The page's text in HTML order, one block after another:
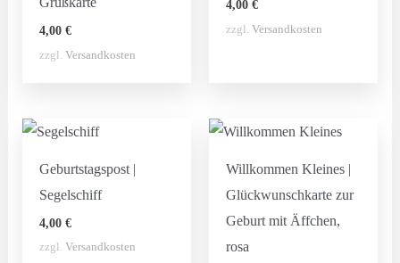
4,00 €
zzgl. Versandkosten
4,00€
zzgl.Versandkosten
Geburtstagspost |
Segelschiff
4,00 €
zzgl. Versandkosten
Willkommen Kleines |
Glückwunschkarte zur
Geburt mit Äffchen,
rosa